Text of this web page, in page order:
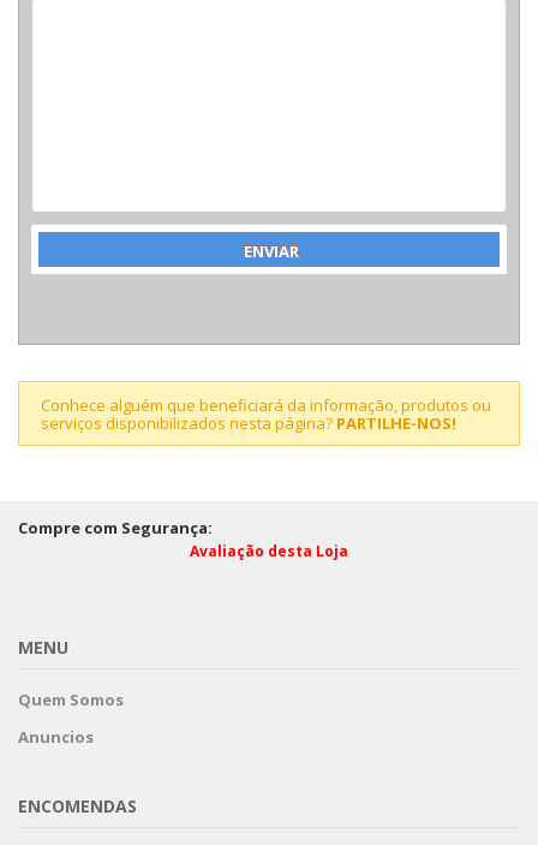
Conhece alguém que beneficiará da informação, produtos ou
serviços disponibilizados nesta página? PARTILHE-NOS!
Compre com Segurança:
Avaliação desta Loja
MENU
Quem Somos
Anuncios
ENCOMENDAS